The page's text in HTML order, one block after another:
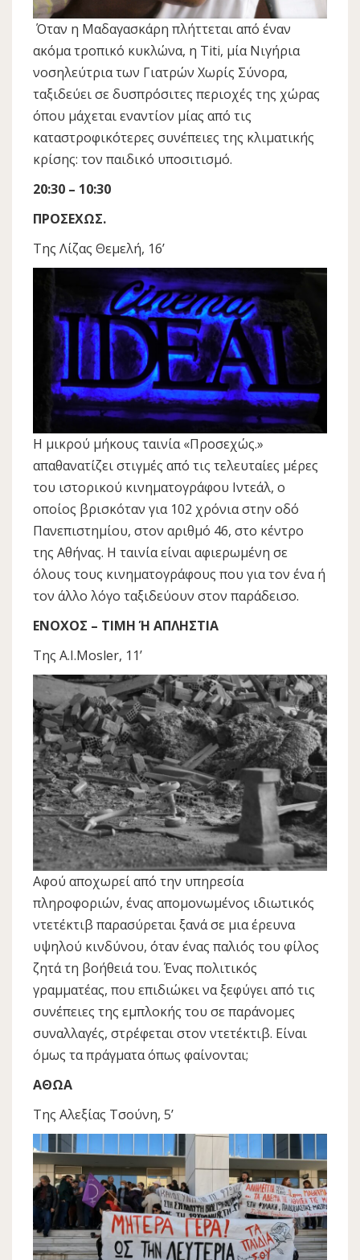
Όταν η Μαδαγασκάρη πλήττεται από έναν
ακόμα τροπικό κυκλώνα, η Titi, μία Νιγήρια
νοσηλεύτρια των Γιατρών Χωρίς Σύνορα,
ταξιδεύει σε δυσπρόσιτες περιοχές της χώρας
όπου μάχεται εναντίον μίας από τις
καταστροφικότερες συνέπειες της κλιματικής
κρίσης: τον παιδικό υποσιτισμό.
20:30 – 10:30
ΠΡΟΣΕΧΩΣ.
Της Λίζας Θεμελή, 16’
Η μικρού μήκους ταινία «Προσεχώς.»
απαθανατίζει στιγμές από τις τελευταίες μέρες
του ιστορικού κινηματογράφου Ιντεάλ, ο
οποίος βρισκόταν για 102 χρόνια στην οδό
Πανεπιστημίου, στον αριθμό 46, στο κέντρο
της Αθήνας. Η ταινία είναι αφιερωμένη σε
όλους τους κινηματογράφους που για τον ένα ή
τον άλλο λόγο ταξιδεύουν στον παράδεισο.
ΕΝΟΧΟΣ – ΤΙΜΗ Ή ΑΠΛΗΣΤΙΑ
Της Α.Ι.Mosler, 11’
Αφού αποχωρεί από την υπηρεσία
πληροφοριών, ένας απομονωμένος ιδιωτικός
ντετέκτιβ παρασύρεται ξανά σε μια έρευνα
υψηλού κινδύνου, όταν ένας παλιός του φίλος
ζητά τη βοήθειά του. Ένας πολιτικός
γραμματέας, που επιδιώκει να ξεφύγει από τις
συνέπειες της εμπλοκής του σε παράνομες
συναλλαγές, στρέφεται στον ντετέκτιβ. Είναι
όμως τα πράγματα όπως φαίνονται;
ΑΘΩΑ
Της Αλεξίας Τσούνη, 5’